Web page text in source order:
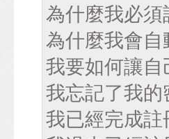
為什麼我必須
為什麼我會自
我要如何讓
我忘記了我的
我已經完成